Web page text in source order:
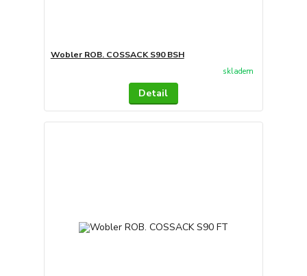
Wobler ROB. COSSACK S90 BSH
skladem
Detail